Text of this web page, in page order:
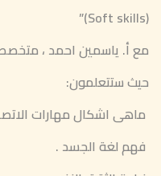
(Soft skills)”
مع أ. ياسمين احمد ،
حيث ستتعلمون:
ماهى اشكال مهارات
فهم لغة الجسد .